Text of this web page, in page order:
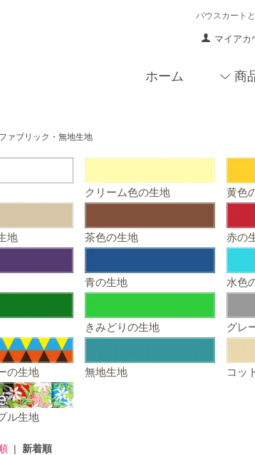
パウスカート
マイアカ
ホーム 商
ァブリック・無地生地
クリーム色の生地 黄色
地 茶色の生地 赤の
青の生地 水色
きみどりの生地 グレ
の生地 無地生地 コッ
ル生地
| 新着順